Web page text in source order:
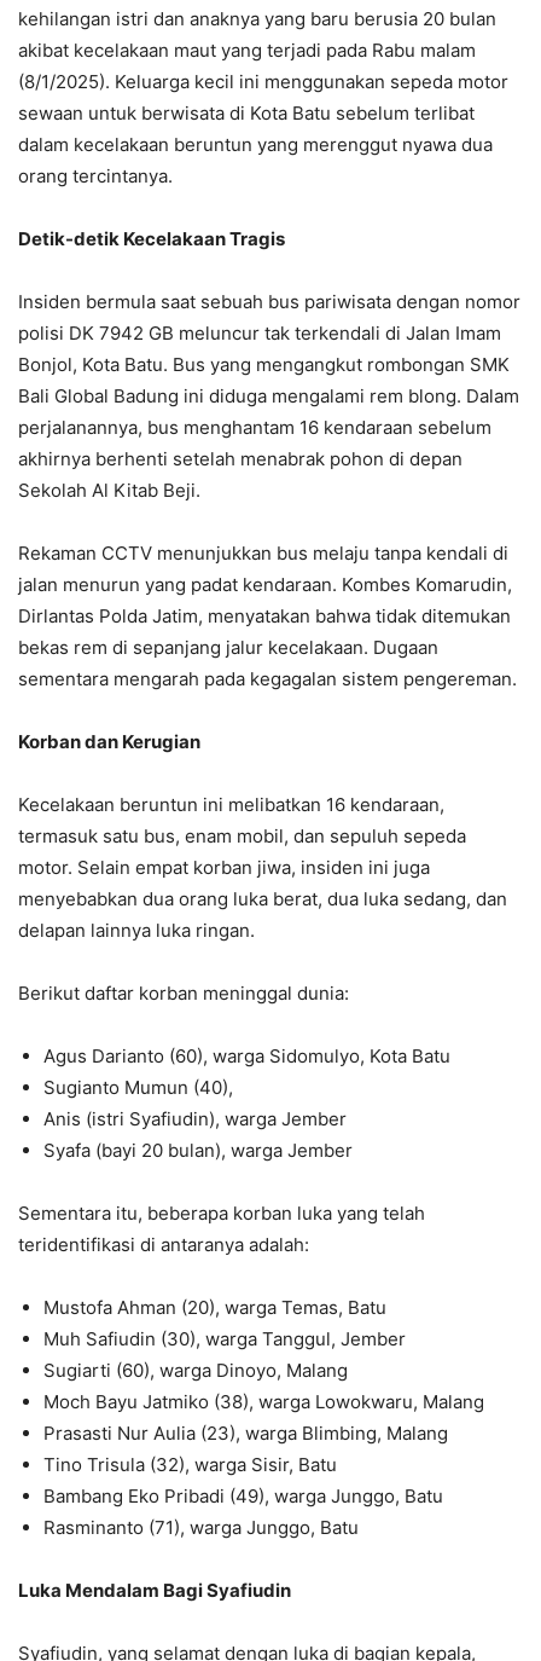
kehilangan istri dan anaknya yang baru berusia 20 bulan
akibat kecelakaan maut yang terjadi pada Rabu malam
(8/1/2025). Keluarga kecil ini menggunakan sepeda motor
sewaan untuk berwisata di Kota Batu sebelum terlibat
dalam kecelakaan beruntun yang merenggut nyawa dua
orang tercintanya.
Detik-detik Kecelakaan Tragis
Insiden bermula saat sebuah bus pariwisata dengan nomor
polisi DK 7942 GB meluncur tak terkendali di Jalan Imam
Bonjol, Kota Batu. Bus yang mengangkut rombongan SMK
Bali Global Badung ini diduga mengalami rem blong. Dalam
perjalanannya, bus menghantam 16 kendaraan sebelum
akhirnya berhenti setelah menabrak pohon di depan
Sekolah Al Kitab Beji.
Rekaman CCTV menunjukkan bus melaju tanpa kendali di
jalan menurun yang padat kendaraan. Kombes Komarudin,
Dirlantas Polda Jatim, menyatakan bahwa tidak ditemukan
bekas rem di sepanjang jalur kecelakaan. Dugaan
sementara mengarah pada kegagalan sistem pengereman.
Korban dan Kerugian
Kecelakaan beruntun ini melibatkan 16 kendaraan,
termasuk satu bus, enam mobil, dan sepuluh sepeda
motor. Selain empat korban jiwa, insiden ini juga
menyebabkan dua orang luka berat, dua luka sedang, dan
delapan lainnya luka ringan.
Berikut daftar korban meninggal dunia:
Agus Darianto (60), warga Sidomulyo, Kota Batu
Sugianto Mumun (40),
Anis (istri Syafiudin), warga Jember
Syafa (bayi 20 bulan), warga Jember
Sementara itu, beberapa korban luka yang telah
teridentifikasi di antaranya adalah:
Mustofa Ahman (20), warga Temas, Batu
Muh Safiudin (30), warga Tanggul, Jember
Sugiarti (60), warga Dinoyo, Malang
Moch Bayu Jatmiko (38), warga Lowokwaru, Malang
Prasasti Nur Aulia (23), warga Blimbing, Malang
Tino Trisula (32), warga Sisir, Batu
Bambang Eko Pribadi (49), warga Junggo, Batu
Rasminanto (71), warga Junggo, Batu
Luka Mendalam Bagi Syafiudin
Syafiudin, yang selamat dengan luka di bagian kepala,